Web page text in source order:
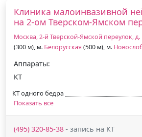
Клиника малоинвазивной
на 2-ом Тверском-Ямском
Москва, 2-й Тверской-Ямской переулок, д.
(300 м), м. Белорусская (500 м), м.
Аппараты:
КТ
КТ одного бедра
Показать все
(495) 320-85-38 - запись на КТ